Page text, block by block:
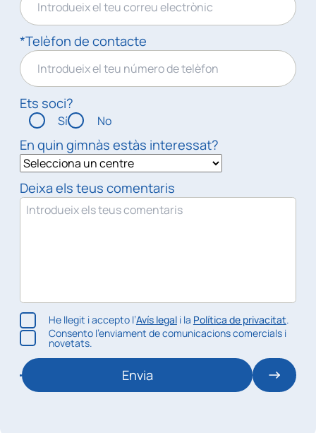
*Telèfon de contacte
Ets soci?
Sí No
En quin gimnàs estàs interessat?
Deixa els teus comentaris
He llegit i accepto l’Avís legali la Política de privacitat.
Consento l’enviament de comunicacions comercials i
novetats.
Envia